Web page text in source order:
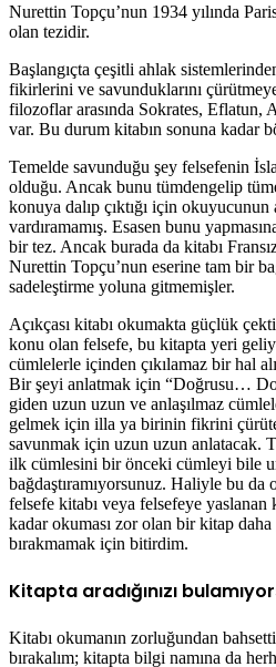
Nurettin Topçu’nun 1934 yılında
olan tezidir.
Başlangıçta çeşitli ahlak
fikirlerini ve savunduklarını çürütmeye
filozoflar arasında Sokrates, Eflatun,
var. Bu durum kitabın sonuna kadar
Temelde savunduğu şey felsefenin
olduğu. Ancak bunu tümdengelip
konuya dalıp çıktığı için okuyucunun
vardıramamış. Esasen bunu
bir tez. Ancak burada da kitabı
Nurettin Topçu’nun eserine tam bir
sadeleştirme yoluna gitmemişler.
Açıkçası kitabı okumakta güçlük
konu olan felsefe, bu kitapta yeri
cümlelerle içinden çıkılamaz bir hal
Bir şeyi anlatmak için “Doğrusu…
giden uzun uzun ve anlaşılmaz
gelmek için illa ya birinin fikrini
savunmak için uzun uzun anlatacak.
ilk cümlesini bir önceki cümleyi bile
bağdaştıramıyorsunuz. Haliyle bu da
felsefe kitabı veya felsefeye
kadar okuması zor olan bir kitap daha
bırakmamak için bitirdim.
Kitapta aradığınızı
Kitabı okumanın zorluğundan
bırakalım; kitapta bilgi namına da